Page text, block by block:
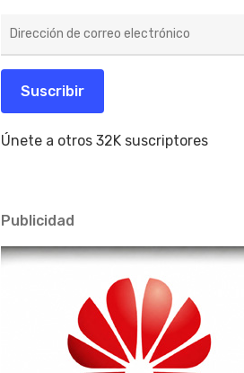
de
electrónico
Suscribir
Únete a otros 32K suscriptores
Publicidad